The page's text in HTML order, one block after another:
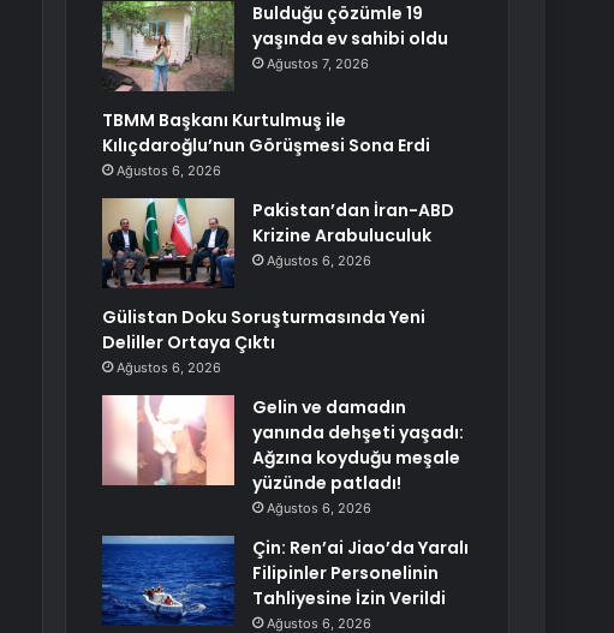
Bulduğu çözümle 19
yaşında ev sahibi oldu
Ağustos 7, 2026
TBMM Başkanı Kurtulmuş ile
Kılıçdaroğlu’nun Görüşmesi Sona Erdi
Ağustos 6, 2026
Pakistan’dan İran-ABD
Krizine Arabuluculuk
Ağustos 6, 2026
Gülistan Doku Soruşturmasında Yeni
Deliller Ortaya Çıktı
Ağustos 6, 2026
Gelin ve damadın
yanında dehşeti yaşadı:
Ağzına koyduğu meşale
yüzünde patladı!
Ağustos 6, 2026
Çin: Ren’ai Jiao’da Yaralı
Filipinler Personelinin
Tahliyesine İzin Verildi
Ağustos 6, 2026